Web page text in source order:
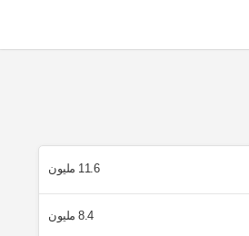
11.6 مليون
8.4 مليون